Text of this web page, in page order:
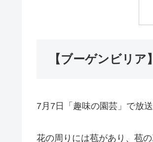
【ブーゲンビリア
7月7日「趣味の園芸」で放
花の周りには苞があり、苞